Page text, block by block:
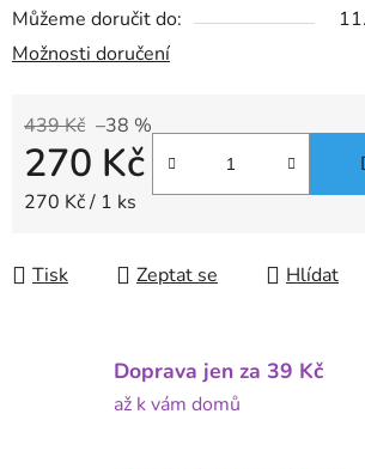
Můžeme doručit do:
Možnosti doručení
439 Kč –38 %
270 Kč
Měrná cena:
270 Kč / 1 ks
Tisk Zeptat se Hlídat
Doprava jen za 39 Kč
až k vám domů